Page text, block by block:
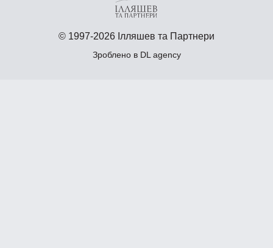
© 1997-2026 Ілляшев та Партнери
Зроблено в DL agency